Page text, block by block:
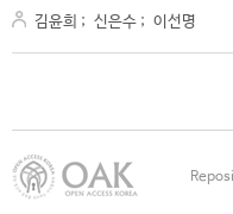
김윤희 ; 신은수 ; 이선명